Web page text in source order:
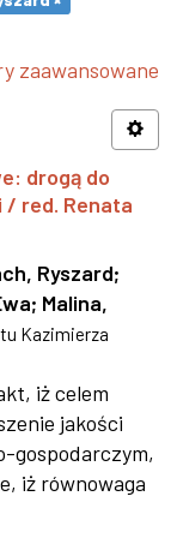
zaawansowane
drogą do
red. Renata
Ryszard;
; Malina,
Kazimierza
iż celem
jakości
gospodarczym,
iż równowaga